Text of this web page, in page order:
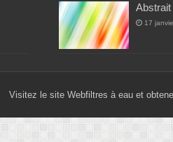
17
Visitez le site Webfiltres à eauet